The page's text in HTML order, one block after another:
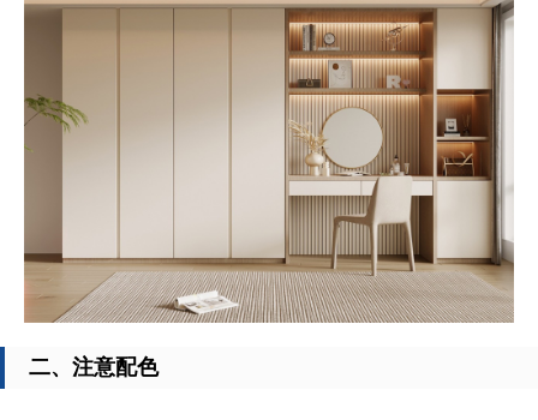
二、注意配色